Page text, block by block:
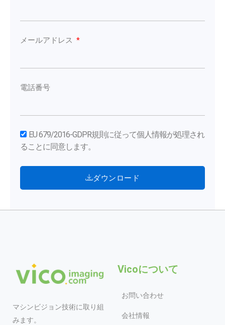
メールアドレス
電話番号
EU 679/2016-GDPR規則に従って個人情報が処理され
ることに同意します。
ダウンロード
マシンビジョン技術に取り組
みます。
Vicoについて
お問い合わせ
会社情報